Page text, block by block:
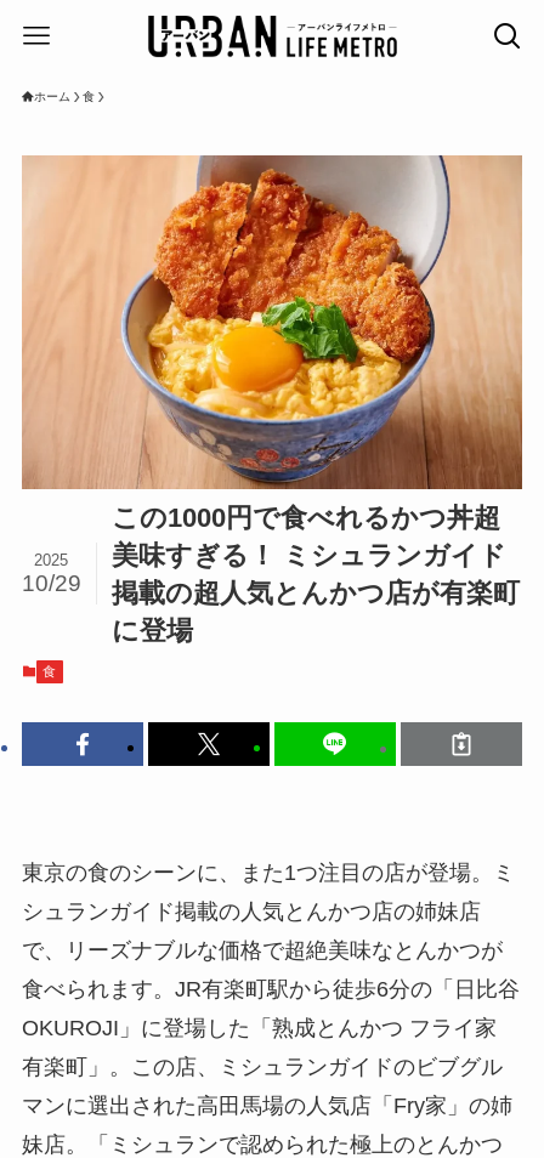
ホーム 食
この1000円で食べれるかつ丼超
美味すぎる！ ミシュランガイド
掲載の超人気とんかつ店が有楽町
に登場
2025
10/29
食
東京の食のシーンに、また1つ注目の店が登場。ミ
シュランガイド掲載の人気とんかつ店の姉妹店
で、リーズナブルな価格で超絶美味なとんかつが
食べられます。JR有楽町駅から徒歩6分の「日比谷
OKUROJI」に登場した「熟成とんかつ フライ家
有楽町」。この店、ミシュランガイドのビブグル
マンに選出された高田馬場の人気店「Fry家」の姉
妹店。「ミシュランで認められた極上のとんかつ